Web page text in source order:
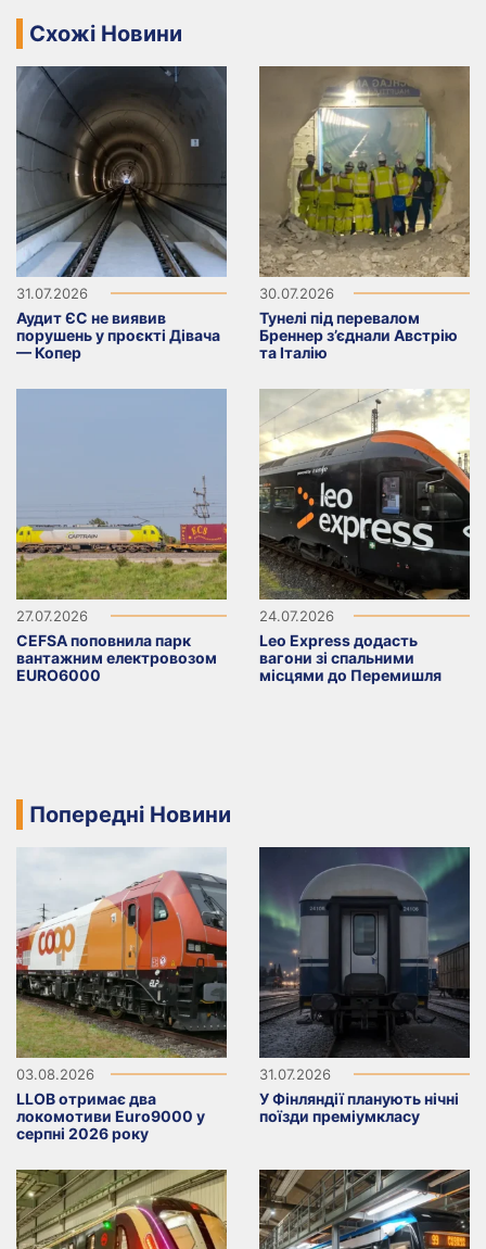
Схожі Новини
31.07.2026
Аудит ЄС не виявив
порушень у проєкті Дівача
— Копер
30.07.2026
Тунелі під перевалом
Бреннер з’єднали Австрію
та Італію
27.07.2026
CEFSA поповнила парк
вантажним електровозом
EURO6000
24.07.2026
Leo Express додасть
вагони зі спальними
місцями до Перемишля
Попередні Новини
03.08.2026
LLOB отримає два
локомотиви Euro9000 у
серпні 2026 року
31.07.2026
У Фінляндії планують нічні
поїзди преміумкласу